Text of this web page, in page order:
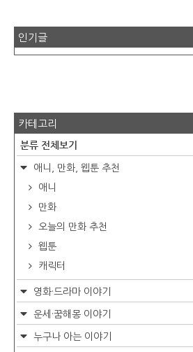
인기글
카테고리
분류 전체보기
애니, 만화, 웹툰 추천
애니
만화
오늘의 만화 추천
웹툰
캐릭터
영화·드라마 이야기
운세·꿈해몽 이야기
누구나 아는 이야기